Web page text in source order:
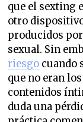
que el sexting
otro
producidos
sexual. Sin
riesgo cuando
que no eran
contenidos
duda una